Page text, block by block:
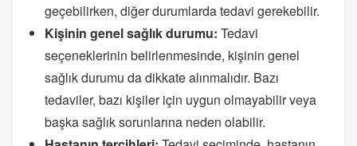
geçebilirken, diğer durumlarda tedavi gerekebilir.
Kişinin genel sağlık durumu: Tedavi
seçeneklerinin belirlenmesinde, kişinin genel
sağlık durumu da dikkate alınmalıdır. Bazı
tedaviler, bazı kişiler için uygun olmayabilir veya
başka sağlık sorunlarına neden olabilir.